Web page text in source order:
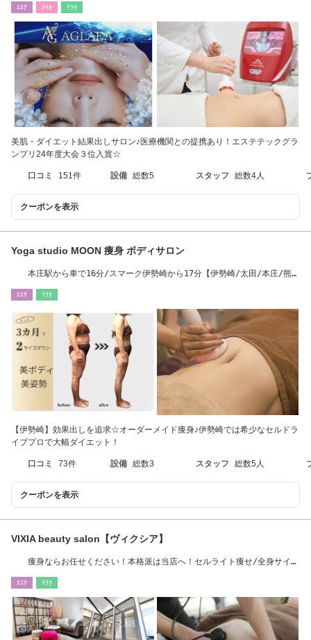
ｴｽﾃ ﾈｲﾙ ﾘﾗｸ
美肌・ダイエット結果出しサロン♪医療機関との提携あり！エステテックグラ
ンプリ24年度大会３位入賞☆
口コミ 151件 設備 総数5 スタッフ 総数4人
クーポンを表示
Yoga studio MOON 痩身 ボディサロン
本庄駅から車で16分/スマーク伊勢崎から17分【伊勢崎/太田/本庄/熊
ｴｽﾃ ﾘﾗｸ
【伊勢崎】効果出しを追求☆オーダーメイド痩身♪伊勢崎では希少なセルドラ
イブプロで大幅ダイエット！
口コミ 73件 設備 総数3 スタッフ 総数5人
クーポンを表示
VIXIA beauty salon【ヴィクシア】
痩身ならお任せください！本格派は当店へ！セルライト痩せ/全身サイズ
ｴｽﾃ ﾘﾗｸ